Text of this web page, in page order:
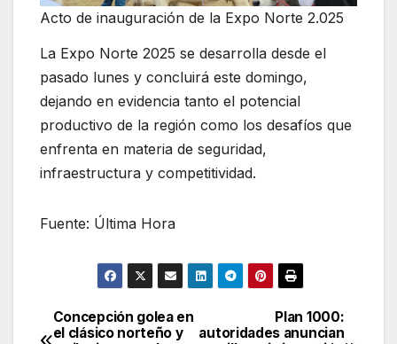
Acto de inauguración de la Expo Norte 2.025
La Expo Norte 2025 se desarrolla desde el
pasado lunes y concluirá este domingo,
dejando en evidencia tanto el potencial
productivo de la región como los desafíos que
enfrenta en materia de seguridad,
infraestructura y competitividad.
Fuente: Última Hora
Navegación
Plan 1000:
autoridades anuncian
Concepción golea en
el clásico norteño y